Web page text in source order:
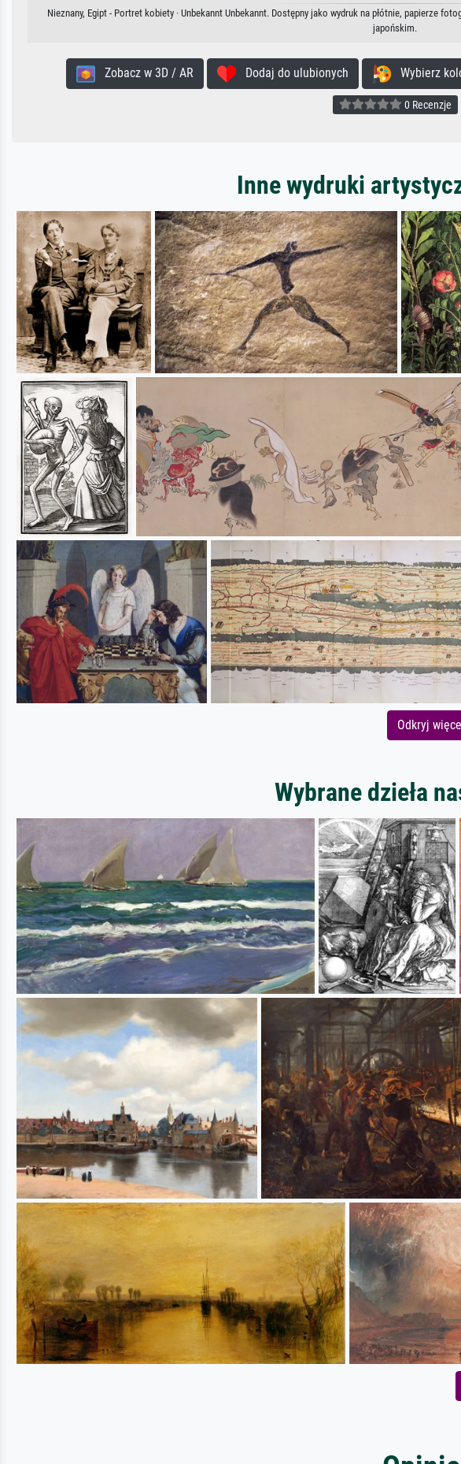
Nieznany, Egipt - Portret kobiety · Unbekannt Unbekannt. Dostępny jako wydruk na płótnie, papierze
japońskim.
Zobacz w 3D / AR Dodaj do ulubionych Wybierz
0 Recenzje
Inne wydruki
Odkryj
Wybrane dzieła